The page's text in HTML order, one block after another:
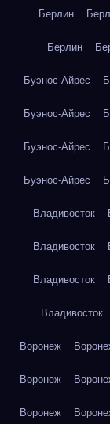
Берлин
Берлин
Буэнос-Айрес
Буэнос-Айрес
Буэнос-Айрес
Буэнос-Айрес
Владивосток
Владивосток
Владивосток
Владивосток
Воронеж
Воронеж
Воронеж